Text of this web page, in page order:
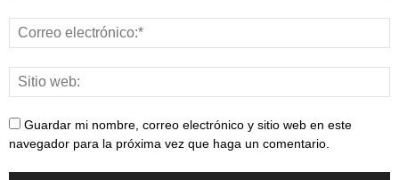
Guardar mi nombre, correo electrónico y sitio web en este
navegador para la próxima vez que haga un comentario.